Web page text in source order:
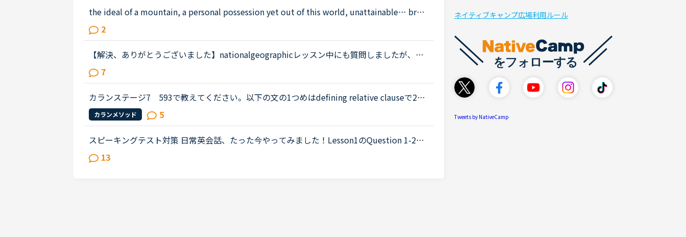
the ideal of a mountain, a personal possession yet out of this world, unattainable… broo
ding over a country and a people which would shape the rest of my life.&quot; の意味を
教えて下さい。デイリー...
2
【解決、ありがとうございました】nationalgeographicレッスン中にも質問しましたが、ど
うしても分からないので教えてください★誤字があったら申し訳ありませんFARTAL ATTRAC
TIONパラグラフCThere are three smal...
7
カランステージ7 593で教えてください。以下の文の1つめはdefining relative clauseで2つ
めはnon-defining relative clauseとのことですが、明確な違いが分かりません。theやthatが
使われているからdefining、カ...
カランメソッド 5
スピーキングテスト対策 日常英会話、たった今やってみました！Lesson1のQuestion 1-2
で、”Today, I would like you to cut all the grass and trim the bushes. Then we can discus
s my plans for growing a flo...
13
ネイティブキャンプ広場利用ルール
Tweets by NativeCamp